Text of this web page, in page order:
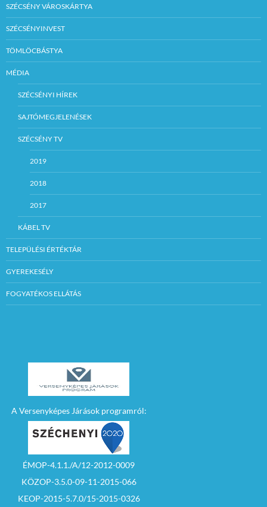
SZÉCSÉNY VÁROSKÁRTYA
SZÉCSÉNYINVEST
TÖMLÖCBÁSTYA
MÉDIA
SZÉCSÉNYI HÍREK
SAJTÓMEGJELENÉSEK
SZÉCSÉNY TV
2019
2018
2017
KÁBEL TV
TELEPÜLÉSI ÉRTÉKTÁR
GYEREKESÉLY
FOGYATÉKOS ELLÁTÁS
A Versenyképes Járások programról:
ÉMOP-4.1.1./A/12-2012-0009
KÖZOP-3.5.0-09-11-2015-066
KEOP-2015-5.7.0/15-2015-0326